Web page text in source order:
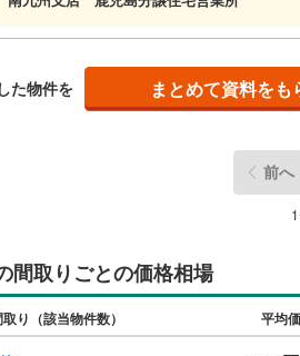
た物件を まとめて資料をも
前へ
1
間取りごとの価格相場
り（該当物件数） 平均